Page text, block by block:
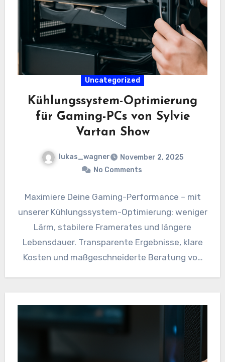
Uncategorized
Kühlungssystem-Optimierung
für Gaming-PCs von Sylvie
Vartan Show
lukas_wagner
November 2, 2025
No Comments
Maximiere Deine Gaming-Performance – mit
unserer Kühlungssystem-Optimierung: weniger
Lärm, stabilere Framerates und längere
Lebensdauer. Transparente Ergebnisse, klare
Kosten und maßgeschneiderte Beratung von